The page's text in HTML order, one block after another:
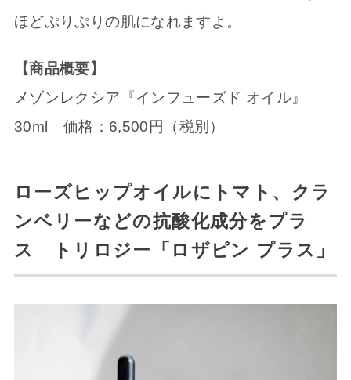
ほどぷりぷりの肌になれますよ。
【商品概要】
メゾンレクシア『インフューズド オイル』
30ml 価格：6,500円（税別）
ローズヒップオイルにトマト、クラ
ンベリーなどの抗酸化成分をプラ
ス トリロジー「ロザピン プラス」